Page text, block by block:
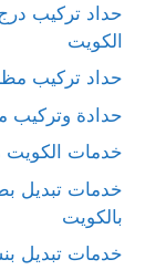
حداد تركيب
الكويت
حداد تركيب
حدادة وتركيب
خدمات الكويت
خدمات تبديل
بالكويت
خدمات تبديل